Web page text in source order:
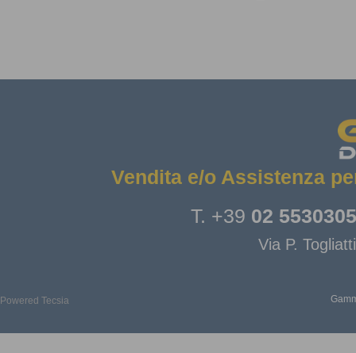
Vendita e/o Assistenza
T. +39 02
Via P.
Powered Tecsia